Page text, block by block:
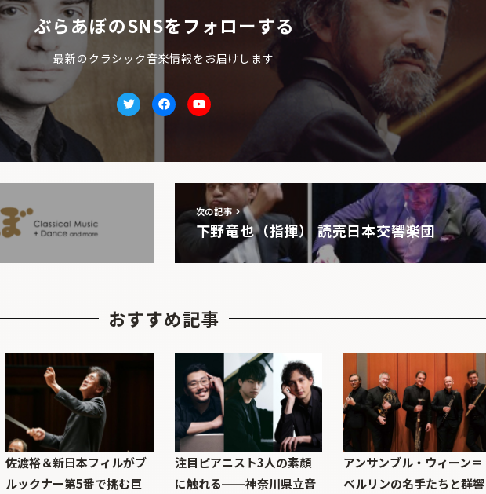
ぶらあぼのSNSをフォローする
最新のクラシック音楽情報をお届けします
TwitterfacebookYoutube
次の記事
下野竜也（指揮） 読売日本交響楽団
おすすめ記事
佐渡裕＆新日本フィルがブ
ルックナー第5番で挑む巨
注目ピアニスト3人の素顔
に触れる──神奈川県立音
アンサンブル・ウィーン＝
ベルリンの名手たちと群響